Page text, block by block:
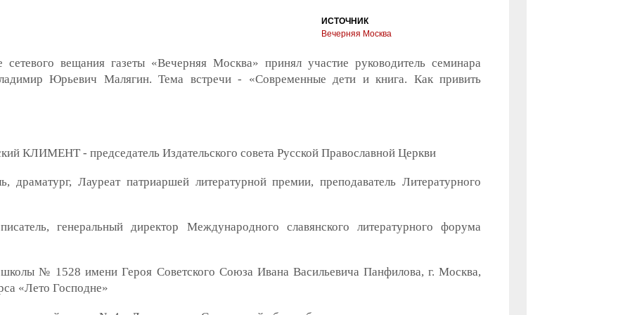
ИСТОЧНИК
Вечерняя Москва
вещания газеты «Вечерняя Москва» принял участие руководитель семинара
Юрьевич Малягин. Тема встречи - «Современные дети и книга. Как привить
КЛИМЕНТ - председатель Издательского совета Русской Православной Церкви
Лауреат патриаршей литературной премии, преподаватель Литературного
генеральный директор Международного славянского литературного форума
№ 1528 имени Героя Советского Союза Ивана Васильевича Панфилова, г. Москва,
«Лето Господне»